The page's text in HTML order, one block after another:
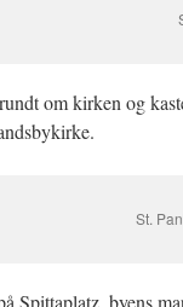
om kirken og
St.
Spittaplatz, byens